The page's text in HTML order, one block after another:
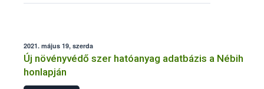
2021. május 19, szerda
Új növényvédő szer hatóanyag adatbázis a Nébih
honlapján